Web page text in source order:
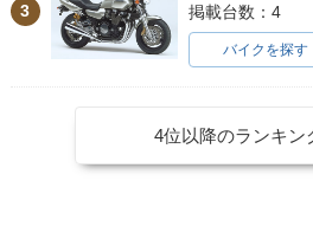
3
掲載台数：4
バイクを探す
4位以降のランキン